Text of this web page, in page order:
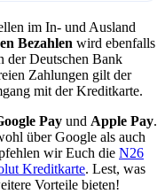
im In- und Ausland
Bezahlen wird ebenfalls
der Deutschen Bank
Zahlungen gilt der
mit der Kreditkarte.
Pay und Apple Pay.
über Google als auch
wir Euch die N26
Kreditkarte. Lest, was
Vorteile bieten!